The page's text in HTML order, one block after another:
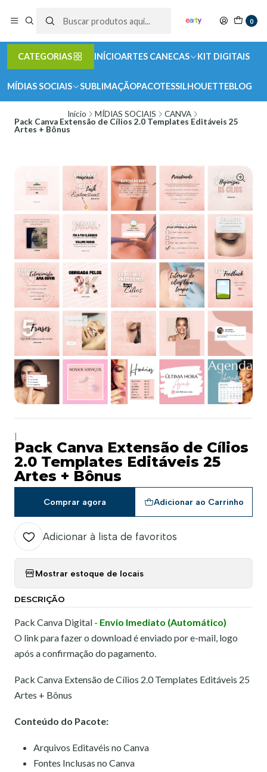
0
CATEGORIAS INÍCIOARTES CANECAS KIT DIGITAIS
MÍDIAS SOCIAIS SUBLIMAÇÃOPACOTESSILHOUETTEBLOG
Início MÍDIAS SOCIAIS
CANVA
Pack Canva Extensão de Cílios 2.0 Templates Editáveis 25
Artes + Bônus
Pack Canva Extensão de Cílios
2.0 Templates Editáveis 25
Artes + Bônus
Adicionar ao Carrinho
Comprar agora
Adicionar à lista de favoritos
Mostrar estoque de locais
DESCRIÇÃO
Pack Canva Digital - Envio Imediato (Automático)
O link para fazer o download é enviado por e-mail, logo
após a confirmação do pagamento.
Pack Canva Extensão de Cílios 2.0 Templates Editáveis 25
Artes + Bônus
Conteúdo do Pacote:
Arquivos Editavéis no Canva
Fontes Inclusas no Canva